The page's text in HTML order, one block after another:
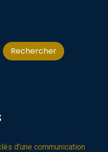
Rechercher
d’une communication